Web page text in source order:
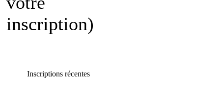
inscription)
Inscriptions récentes